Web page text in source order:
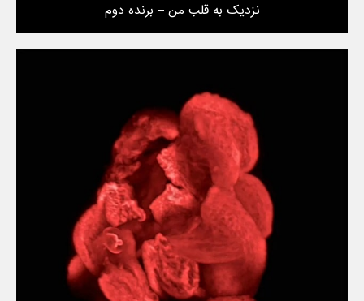
نزدیک به قلب من – برنده دوم